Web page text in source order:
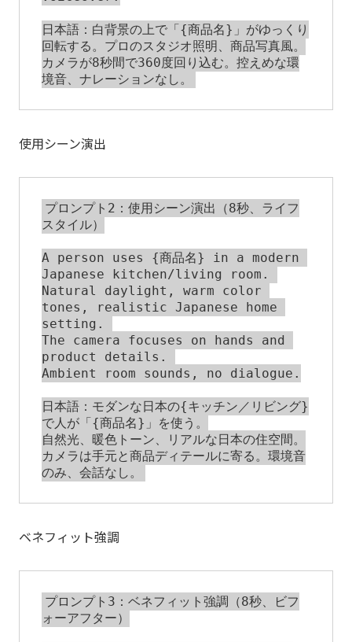
日本語：白背景の上で「{商品名}」がゆっくり
回転する。プロのスタジオ照明、商品写真風。
カメラが8秒間で360度回り込む。控えめな環
使用シーン演出
プロンプト2：使用シーン演出（8秒、ライフ
スタイル）
A person uses {商品名} in a modern
Japanese kitchen/living room.
Natural daylight, warm color
tones, realistic Japanese home
setting.
The camera focuses on hands and
product details.
Ambient room sounds, no dialogue.
日本語：モダンな日本の{キッチン／リビング}
で人が「{商品名}」を使う。
自然光、暖色トーン、リアルな日本の住空間。
カメラは手元と商品ディテールに寄る。環境音
ベネフィット強調
プロンプト3：ベネフィット強調（8秒、ビフ
ォーアフター）